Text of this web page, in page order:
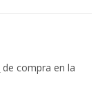
de compra en la